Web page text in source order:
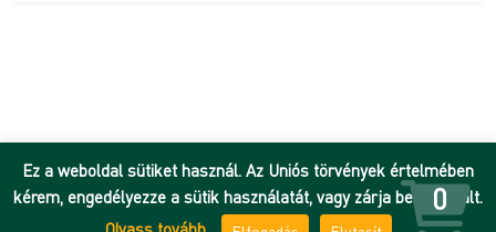
Ez a weboldal sütiket használ. Az Uniós törvények értelmében
kérem, engedélyezze a sütik használatát, vagy zárja be az oldalt.
0